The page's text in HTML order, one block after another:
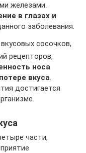
железами.
в глазах и
заболевания.
сосочков,
рецепторов,
носа
вкуса
достигается
части,